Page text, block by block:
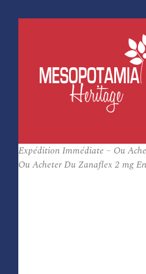
Expédition Immédiate – Ou
Ou Acheter Du Zanaflex 2 mg